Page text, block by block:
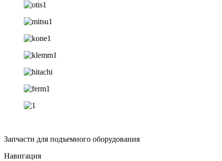
Запчасти для подъемного оборудования
Навигация